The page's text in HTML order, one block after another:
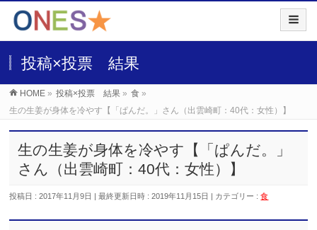
投稿×投票 結果
HOME » 投稿×投票 結果 » 食 »
生の生姜が身体を冷やす【「ぱんだ。」さん（出雲崎町：40代：女性）】
生の生姜が身体を冷やす【「ぱんだ。」
さん（出雲崎町：40代：女性）】
投稿日 : 2017年11月9日 最終更新日時 : 2019年11月15日 カテゴリー :食